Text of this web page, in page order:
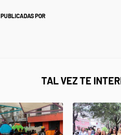
PUBLICADAS POR
TAL VEZ TE